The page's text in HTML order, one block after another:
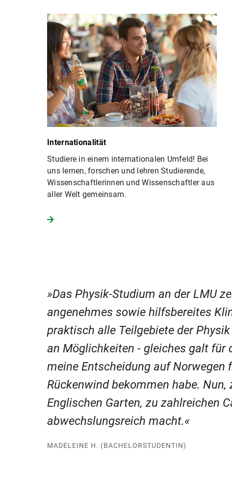
Internationalität
Studiere in einem internationalen Umfeld! Bei
uns lernen, forschen und lehren Studierende,
Wissenschaftlerinnen und Wissenschaftler aus
aller Welt gemeinsam.
Das Physik-Studium an der LMU
angenehmes sowie hilfsbereites
praktisch alle Teilgebiete der
an Möglichkeiten - gleiches galt für
meine Entscheidung auf Norwegen
Rückenwind bekommen habe.
Englischen Garten, zu zahlreichen
abwechslungsreich macht.
MADELEINE H. (BACHELORSTUDENTIN)